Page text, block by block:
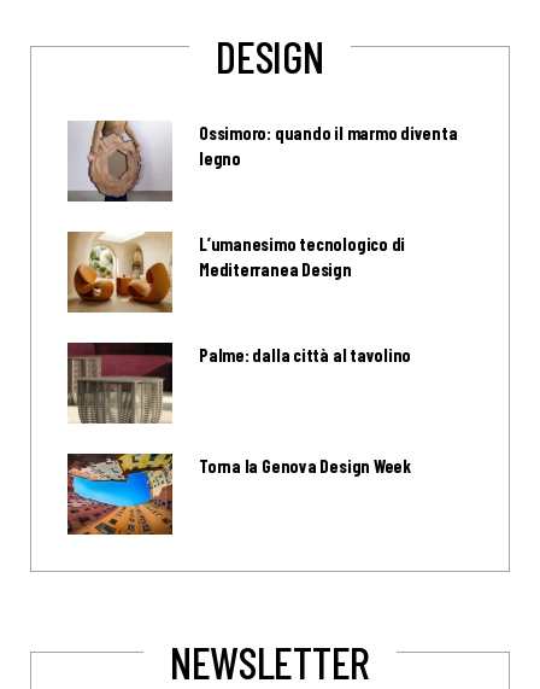
DESIGN
Ossimoro: quando il marmo diventa
legno
L’umanesimo tecnologico di
Mediterranea Design
Palme: dalla città al tavolino
Torna la Genova Design Week
NEWSLETTER